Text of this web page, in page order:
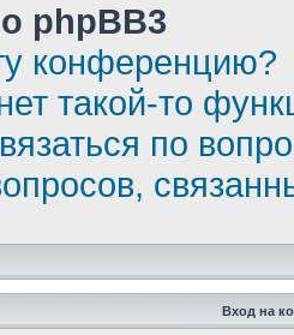
phpBB3
конференцию?
такой-то
по
Вход на